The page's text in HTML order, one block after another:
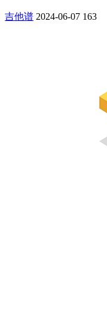
吉他谱 2024-06-07 163